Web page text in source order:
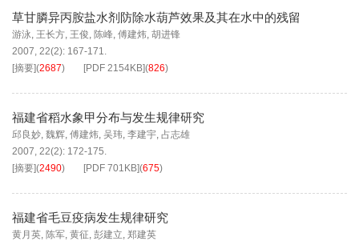
草甘膦异丙胺盐水剂防除水葫芦效果及其在水中的残留
游泳, 王长方, 王俊, 陈峰, 傅建炜, 胡进锋
2007, 22(2): 167-171.
[摘要](2687) [PDF 2154KB](826)
福建省稻水象甲分布与发生规律研究
邱良妙, 魏辉, 傅建炜, 吴玮, 李建宇, 占志雄
2007, 22(2): 172-175.
[摘要](2490) [PDF 701KB](675)
福建省毛豆疫病发生规律研究
黄月英, 陈军, 黄征, 彭建立, 郑建英